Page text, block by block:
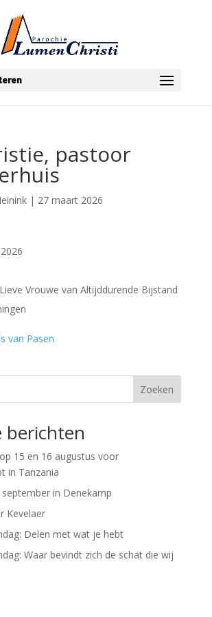
pastoor
| 27 maart 2026
Vrouwe van Altijddurende Bijstand
van Pasen
Zoeken
berichten
15 en 16 augustus voor
in Tanzania
in Denekamp
Kevelaer
Delen met wat je hebt
Waar bevindt zich de schat die wij